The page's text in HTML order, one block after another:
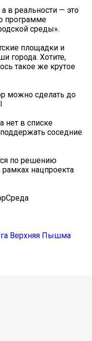
в реальности — это
программе
среды».
площадки и
города. Хотите,
такое же крутое
можно сделать до
нет в списке
соседние
по решению
нацпроекта
Верхняя Пышма